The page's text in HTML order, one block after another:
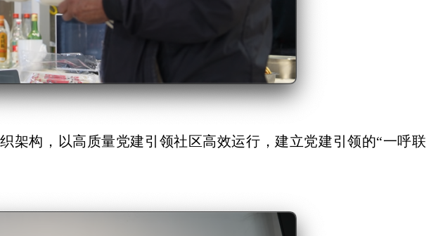
架构，以高质量党建引领社区高效运行，建立党建引领的“一呼联